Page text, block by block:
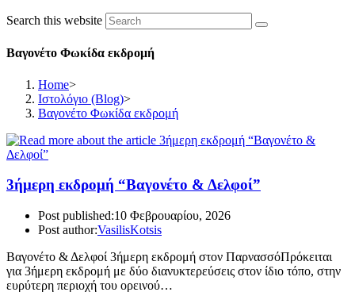
Search this website
Βαγονέτο Φωκίδα εκδρομή
Home>
Ιστολόγιο (Blog)>
Βαγονέτο Φωκίδα εκδρομή
3ήμερη εκδρομή “Βαγονέτο & Δελφοί”
Post published:10 Φεβρουαρίου, 2026
Post author:VasilisKotsis
Βαγονέτο & Δελφοί 3ήμερη εκδρομή στον ΠαρνασσόΠρόκειται
για 3ήμερη εκδρομή με δύο διανυκτερεύσεις στον ίδιο τόπο, στην
ευρύτερη περιοχή του ορεινού…